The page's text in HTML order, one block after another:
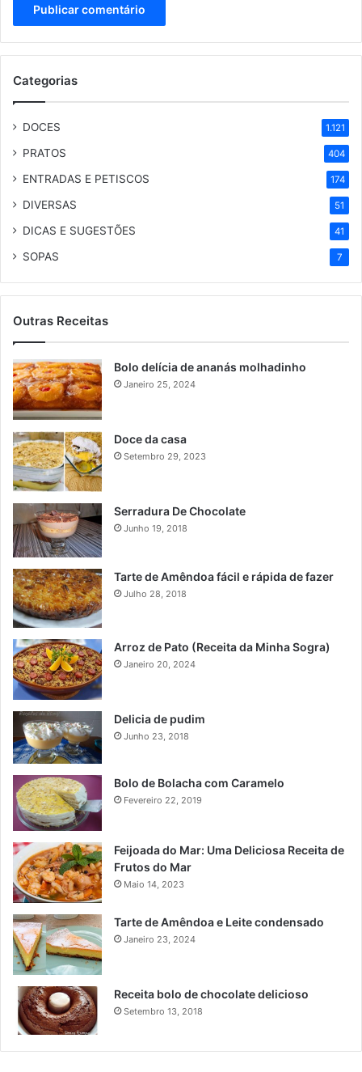
Categorias
DOCES 1.121
PRATOS 404
ENTRADAS E PETISCOS 174
DIVERSAS 51
DICAS E SUGESTÕES 41
SOPAS 7
Outras Receitas
Bolo delícia de ananás molhadinho
Janeiro 25, 2024
Doce da casa
Setembro 29, 2023
Serradura De Chocolate
Junho 19, 2018
Tarte de Amêndoa fácil e rápida de fazer
Julho 28, 2018
Arroz de Pato (Receita da Minha Sogra)
Janeiro 20, 2024
Delicia de pudim
Junho 23, 2018
Bolo de Bolacha com Caramelo
Fevereiro 22, 2019
Feijoada do Mar: Uma Deliciosa Receita de
Frutos do Mar
Maio 14, 2023
Tarte de Amêndoa e Leite condensado
Janeiro 23, 2024
Receita bolo de chocolate delicioso
Setembro 13, 2018